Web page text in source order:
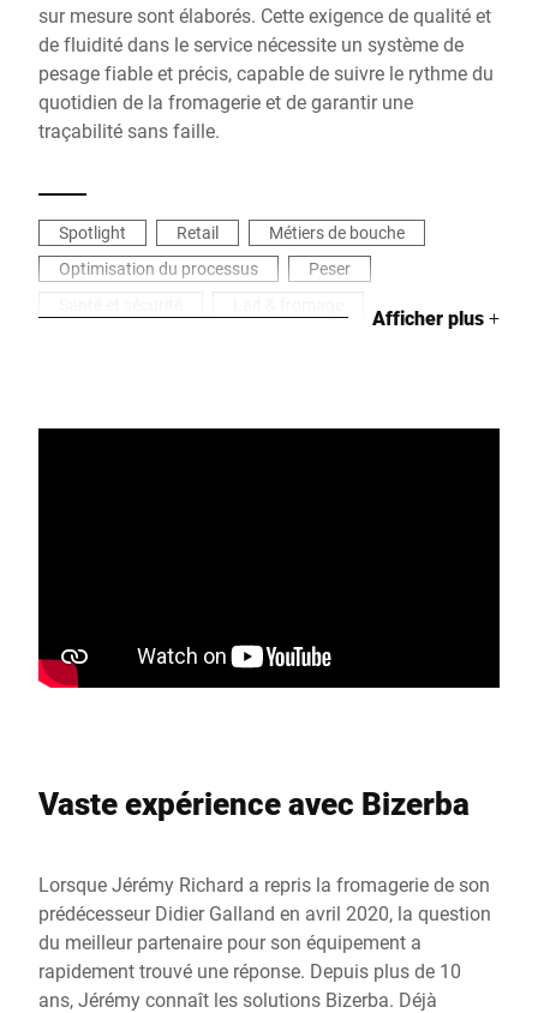
sur mesure sont élaborés. Cette exigence de qualité et
de fluidité dans le service nécessite un système de
pesage fiable et précis, capable de suivre le rythme du
quotidien de la fromagerie et de garantir une
traçabilité sans faille.
Spotlight Retail
Métiers de bouche
Optimisation du processus
Peser
Afficher plus+
Vaste expérience avec Bizerba
Lorsque Jérémy Richard a repris la fromagerie de son
prédécesseur Didier Galland en avril 2020, la question
du meilleur partenaire pour son équipement a
rapidement trouvé une réponse. Depuis plus de 10
ans, Jérémy connaît les solutions Bizerba. Déjà